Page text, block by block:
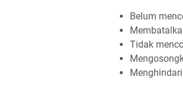
Belum
Tidak